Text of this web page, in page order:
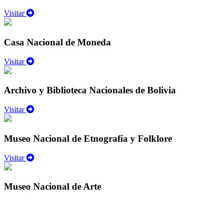
Visitar
Casa Nacional de Moneda
Visitar
Archivo y Biblioteca Nacionales de Bolivia
Visitar
Museo Nacional de Etnografía y Folklore
Visitar
Museo Nacional de Arte